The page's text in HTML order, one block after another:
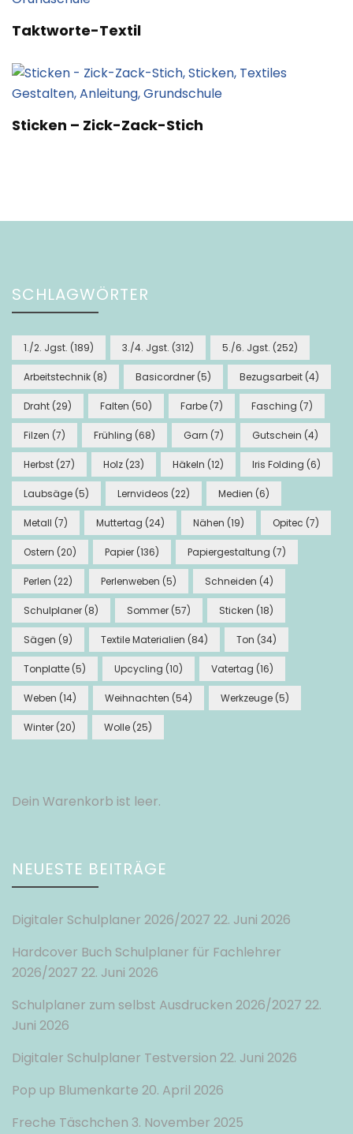
Taktworte-Textil
Sticken – Zick-Zack-Stich
SCHLAGWÖRTER
1./2. Jgst. (189) 3./4. Jgst. (312) 5./6. Jgst. (252)
Arbeitstechnik (8) Basicordner (5) Bezugsarbeit (4)
Draht (29) Falten (50) Farbe (7) Fasching (7)
Filzen (7) Frühling (68) Garn (7) Gutschein (4)
Herbst (27) Holz (23) Häkeln (12) Iris Folding (6)
Laubsäge (5) Lernvideos (22) Medien (6)
Metall (7) Muttertag (24) Nähen (19) Opitec (7)
Ostern (20) Papier (136) Papiergestaltung (7)
Perlen (22) Perlenweben (5) Schneiden (4)
Schulplaner (8) Sommer (57) Sticken (18)
Sägen (9) Textile Materialien (84) Ton (34)
Tonplatte (5) Upcycling (10) Vatertag (16)
Weben (14) Weihnachten (54) Werkzeuge (5)
Winter (20) Wolle (25)
Dein Warenkorb ist leer.
NEUESTE BEITRÄGE
Digitaler Schulplaner 2026/2027 22. Juni 2026
Hardcover Buch Schulplaner für Fachlehrer
2026/2027 22. Juni 2026
Schulplaner zum selbst Ausdrucken 2026/2027 22.
Juni 2026
Digitaler Schulplaner Testversion 22. Juni 2026
Pop up Blumenkarte 20. April 2026
Freche Täschchen 3. November 2025